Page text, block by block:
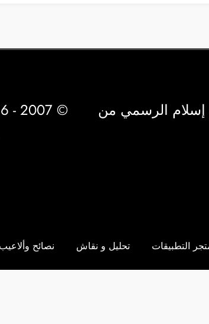
الرسمي من
© 2007 - 2026 | جميع الحقوق محفوظة لشركة
التطبيقات تحليل و نقاش نصائح وألاعيب